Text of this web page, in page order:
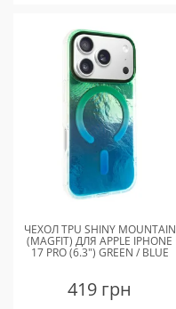
ЧЕХОЛ TPU SHINY MOUNTAIN
(MAGFIT) ДЛЯ APPLE IPHONE
17 PRO (6.3") GREEN / BLUE
419 грн